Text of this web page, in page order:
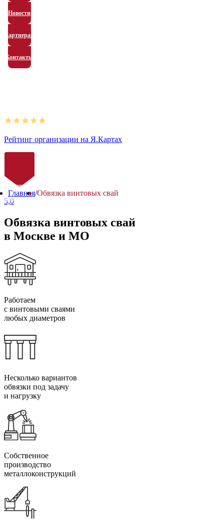
Новости
Партнерам
Контакты
Главная/Обвязка винтовых свай
Рейтинг организации на Я.Картах
5,0
Обвязка винтовых свай
в Москве и МО
Работаем
с винтовыми сваями
любых диаметров
Несколько вариантов
обвязки под задачу
и нагрузку
Собственное
производство
металлоконструкций